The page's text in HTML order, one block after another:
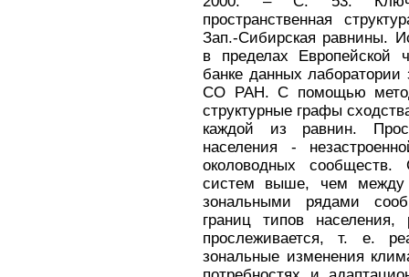
пространственная
Зап.-Сибирская равнины.
в пределах
банке данных
СО РАН. С помощью
структурные графы
каждой из равнин.
населения -
околоводных сообществ.
систем выше, чем
зональными рядами
границ типов
прослеживается, т. е.
зональные изменения